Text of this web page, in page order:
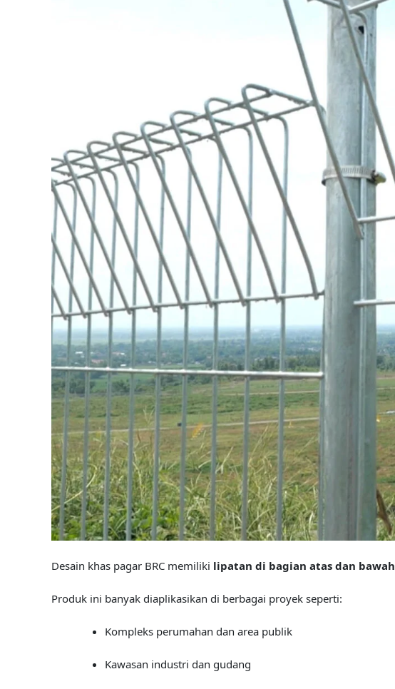
Desain khas pagar BRC memiliki lipatan di bagian atas dan bawah
Produk ini banyak diaplikasikan di berbagai proyek seperti:
Kompleks perumahan dan area publik
Kawasan industri dan gudang